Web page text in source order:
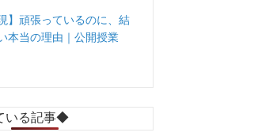
】頑張っているのに、結
本当の理由｜公開授業
いる記事◆